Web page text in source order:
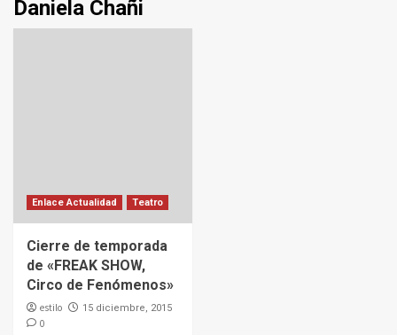
Daniela Chañi
Enlace Actualidad Teatro
Cierre de temporada
de «FREAK SHOW,
Circo de Fenómenos»
estilo 15 diciembre, 2015
0